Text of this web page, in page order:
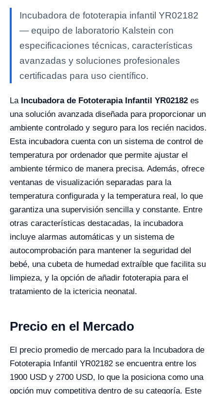
Incubadora de fototerapia infantil YR02182
— equipo de laboratorio Kalstein con
especificaciones técnicas, características
avanzadas y soluciones profesionales
certificadas para uso científico.
La Incubadora de Fototerapia Infantil YR02182 es
una solución avanzada diseñada para proporcionar un
ambiente controlado y seguro para los recién nacidos.
Esta incubadora cuenta con un sistema de control de
temperatura por ordenador que permite ajustar el
ambiente térmico de manera precisa. Además, ofrece
ventanas de visualización separadas para la
temperatura configurada y la temperatura real, lo que
garantiza una supervisión sencilla y constante. Entre
otras características destacadas, la incubadora
incluye alarmas automáticas y un sistema de
autocomprobación para mantener la seguridad del
bebé, una cubeta de humedad extraíble que facilita su
limpieza, y la opción de añadir fototerapia para el
tratamiento de la ictericia neonatal.
Precio en el Mercado
El precio promedio de mercado para la Incubadora de
Fototerapia Infantil YR02182 se encuentra entre los
1900 USD y 2700 USD, lo que la posiciona como una
opción muy competitiva dentro de su categoría. Este